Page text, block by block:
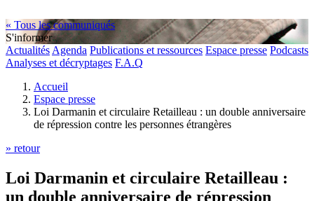
« Tous les communiqués
S'informer
Actualités Agenda Publications et ressources Espace presse Podcasts
Analyses et décryptages F.A.Q
Accueil
Espace presse
Loi Darmanin et circulaire Retailleau : un double anniversaire
de répression contre les personnes étrangères
» retour
Loi Darmanin et circulaire Retailleau :
un double anniversaire de répression